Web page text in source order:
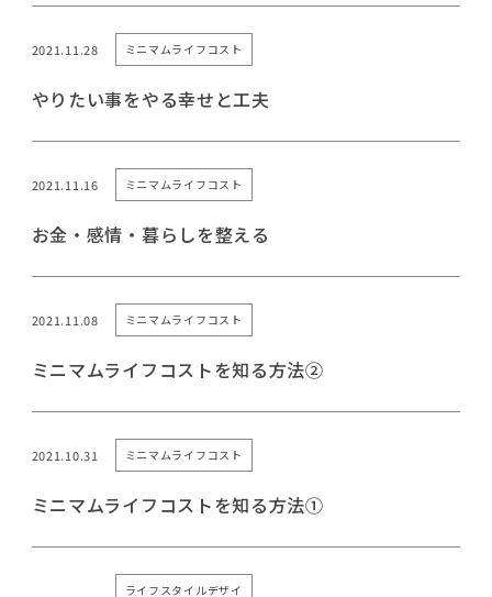
2021.11.28 ミニマムライフコスト
やりたい事をやる幸せと工夫
2021.11.16 ミニマムライフコスト
お金・感情・暮らしを整える
2021.11.08 ミニマムライフコスト
ミニマムライフコストを知る方法②
2021.10.31 ミニマムライフコスト
ミニマムライフコストを知る方法①
ライフスタイルデザイ